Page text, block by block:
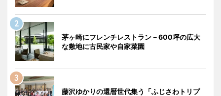
茅ヶ崎にフレンチレストラン－600坪の広大
な敷地に古民家や自家菜園
藤沢ゆかりの還暦世代集う「ふじさわトリプ